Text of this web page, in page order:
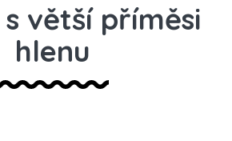
větší příměsi
hlenu